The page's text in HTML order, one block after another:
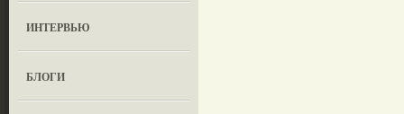
ИНТЕРВЬЮ
БЛОГИ